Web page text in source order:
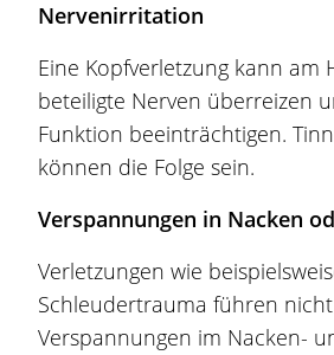
Nervenirritation
Eine Kopfverletzung kann am
beteiligte Nerven überreizen
Funktion beeinträchtigen.
können die Folge sein.
Verspannungen in Nacken
Verletzungen wie
Schleudertrauma führen
Verspannungen im Nacken-